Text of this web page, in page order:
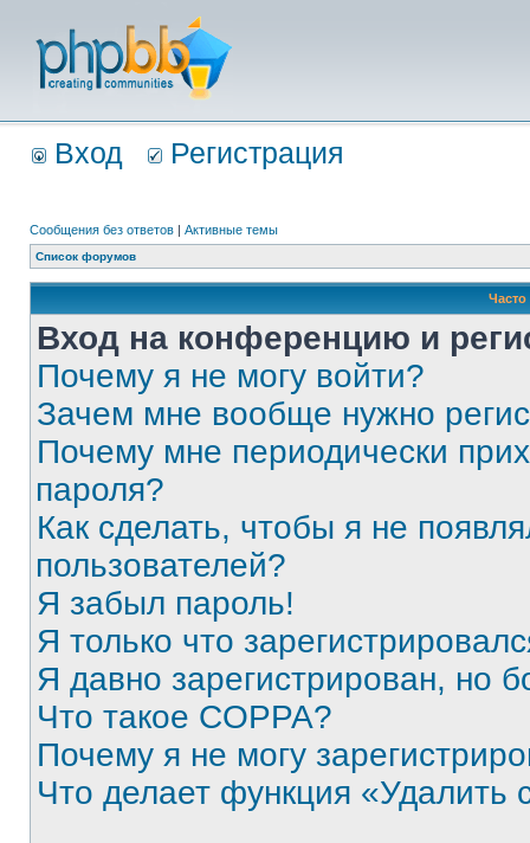
Вход Регистрация
Сообщения без ответов | Активные темы
Список форумов
Вход на конференцию и
Почему я не могу войти?
Зачем мне вообще нужно
Почему мне периодически
пароля?
Как сделать, чтобы я не
пользователей?
Я забыл пароль!
Я только что
Я давно зарегистрирован, но
Что такое COPPA?
Почему я не могу
Что делает функция «Удалить